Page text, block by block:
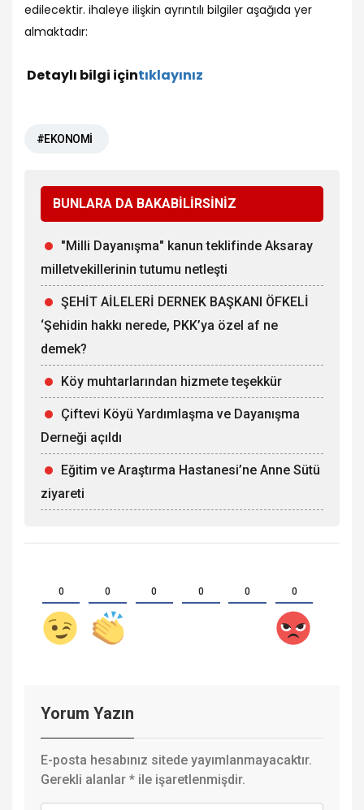
edilecektir. ihaleye ilişkin ayrıntılı bilgiler aşağıda yer
almaktadır:
Detaylı bilgi içintıklayınız
#EKONOMİ
BUNLARA DA BAKABİLİRSİNİZ
"Milli Dayanışma" kanun teklifinde Aksaray
milletvekillerinin tutumu netleşti
ŞEHİT AİLELERİ DERNEK BAŞKANI ÖFKELİ
‘Şehidin hakkı nerede, PKK’ya özel af ne
demek?
Köy muhtarlarından hizmete teşekkür
Çiftevi Köyü Yardımlaşma ve Dayanışma
Derneği açıldı
Eğitim ve Araştırma Hastanesi’ne Anne Sütü
ziyareti
0 0 0 0 0 0
Yorum Yazın
E-posta hesabınız sitede yayımlanmayacaktır.
Gerekli alanlar * ile işaretlenmişdir.